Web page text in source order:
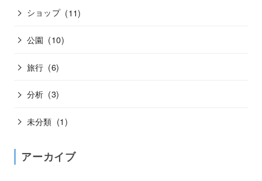
ショップ (11)
公園 (10)
旅行 (6)
分析 (3)
未分類 (1)
アーカイブ